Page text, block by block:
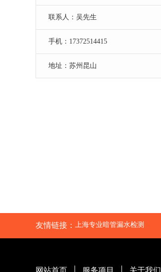
联系人：吴先生
手机：17372514415
地址：苏州昆山
友情链接： 上海专业暗管漏水检测
网站首页 服务项目 关于我们